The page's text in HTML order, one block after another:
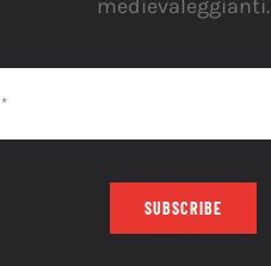
medievaleggianti.
SUBSCRIBE